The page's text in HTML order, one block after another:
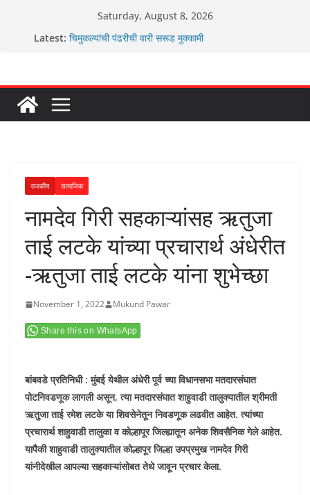
Saturday, August 8, 2026
Latest: चिमुकल्यांची पंढरीची वारी सरूड मुक्कामी
राजकीय सामाजिक
नामदेव गिरी सहकाऱ्यांसह ऋतुजा
ताई लटके यांच्या प्रचारार्थ अंधेरीत
-ऋतुजा ताई लटके यांना शुभेच्छा
November 1, 2022 Mukund Pawar
Share this on WhatsApp
बांबवडे प्रतिनिधी : मुंबई येथील अंधेरी पूर्व च्या विधानसभा मतदारसंघात
पोटनिवडणूक लागली असून, त्या मतदारसंघात शाहुवाडी तालुक्यातील श्रीमती
ऋतुजा ताई रमेश लटके या शिवसेनेतून निवडणूक लढवीत आहेत. त्यांच्या
प्रचारार्थ शाहुवाडी तालुका व कोल्हापूर जिल्ह्यातून अनेक शिवसैनिक गेले आहेत.
यापैकी शाहुवाडी तालुक्यातील कोल्हापूर जिल्हा उपप्रमुख नामदेव गिरी
यांनीदेखील आपल्या सहकाऱ्यांसोबत तेथे जावून प्रचार केला.